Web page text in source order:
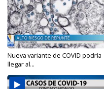
Nueva variante de COVID podría
llegar al...